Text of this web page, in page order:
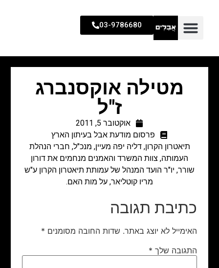
03-9786680
מטילה אוקסנברג
ז"ל
אוקטובר 5, 2011
פרסום מודעת אבל בעיתון הארץ
תיאטרון הקרון, דליה יפה מעיין, מנכ"ל, חברי הנהלת
העמותה, צוות המשרד והאמנים מנחמים את דורון
שורר, יו"ר הועד המנהל של עמותת תיאטרון הקרון ע"ש
מריו קוטליאר, על מות האם.
כתיבת תגובה
האימייל לא יוצג באתר. שדות החובה מסומנים *
התגובה שלך *